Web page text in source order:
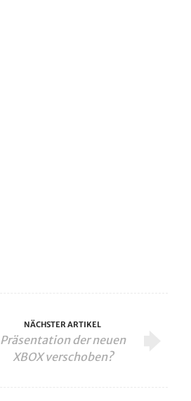
NÄCHSTER ARTIKEL
Präsentation der neuen
XBOX verschoben?